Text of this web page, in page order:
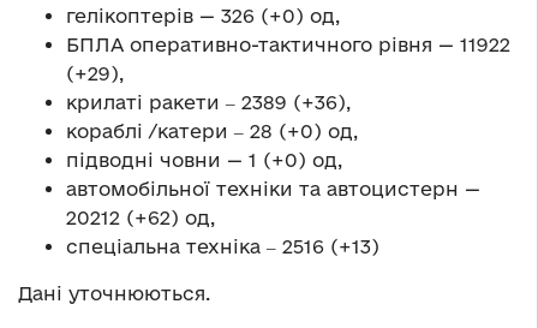
гелікоптерів — 326 (+0) од,
БПЛА оперативно-тактичного рівня — 11922
(+29),
крилаті ракети ‒ 2389 (+36),
кораблі /катери ‒ 28 (+0) од,
підводні човни — 1 (+0) од,
автомобільної техніки та автоцистерн —
20212 (+62) од,
спеціальна техніка ‒ 2516 (+13)
Дані уточнюються.